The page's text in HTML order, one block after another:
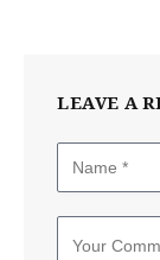
LEAVE A